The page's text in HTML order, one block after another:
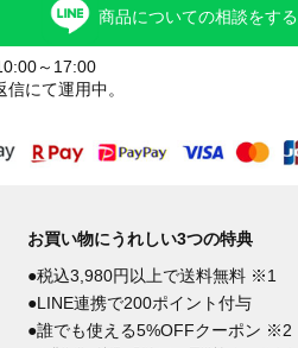
商品についての相談をする
～17:00
にて運用中。
お買い物にうれしい3つの特典
●税込3,980円以上で送料無料 ※1
●LINE連携で200ポイント付与
●誰でも使える5%OFFクーポン ※2